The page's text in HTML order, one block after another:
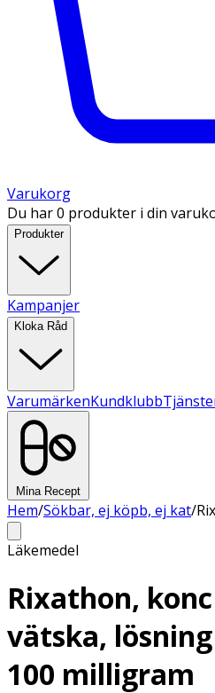
Varukorg
Du har 0 produkter i din
Produkter
Kampanjer
Kloka Råd
VarumärkenKundklubb
Mina Recept
Hem/Sökbar, ej köpb, ej kat/
Läkemedel
Rixathon,
vätska,
100 milligram